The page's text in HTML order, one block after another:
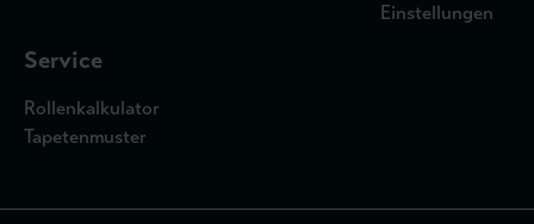
Einstellungen
Service
Rollenkalkulator
Tapetenmuster